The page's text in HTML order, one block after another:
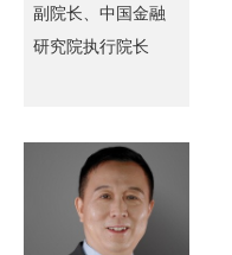
副院长、中国金融
研究院执行院长